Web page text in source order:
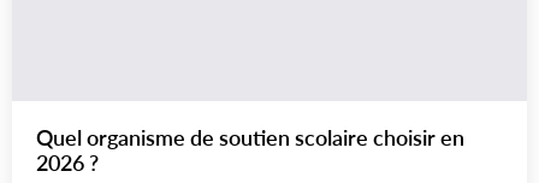
Quel organisme de soutien scolaire choisir en
2026 ?